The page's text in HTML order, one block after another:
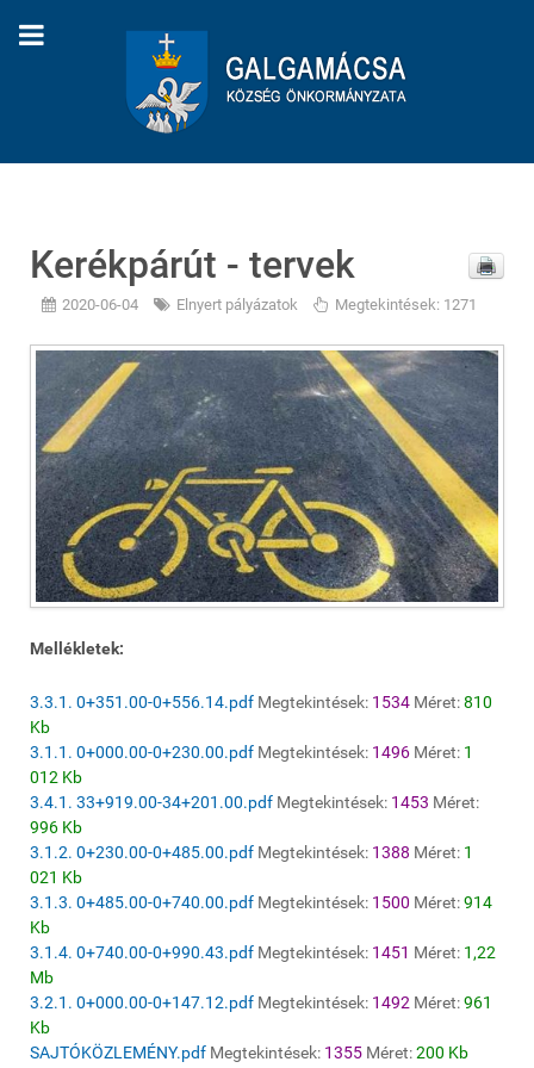
Kerékpárút - tervek
2020-06-04 Elnyert pályázatok Megtekintések: 1271
Mellékletek:
3.3.1. 0+351.00-0+556.14.pdf Megtekintések: 1534 Méret:810
Kb
3.1.1. 0+000.00-0+230.00.pdf Megtekintések: 1496 Méret: 1
012 Kb
3.4.1. 33+919.00-34+201.00.pdf Megtekintések: 1453 Méret:
996 Kb
3.1.2. 0+230.00-0+485.00.pdf Megtekintések: 1388 Méret: 1
021 Kb
3.1.3. 0+485.00-0+740.00.pdf Megtekintések: 1500 Méret:914
Kb
3.1.4. 0+740.00-0+990.43.pdf Megtekintések: 1451 Méret: 1,22
Mb
3.2.1. 0+000.00-0+147.12.pdf Megtekintések: 1492 Méret:961
Kb
SAJTÓKÖZLEMÉNY.pdf Megtekintések: 1355 Méret:200 Kb